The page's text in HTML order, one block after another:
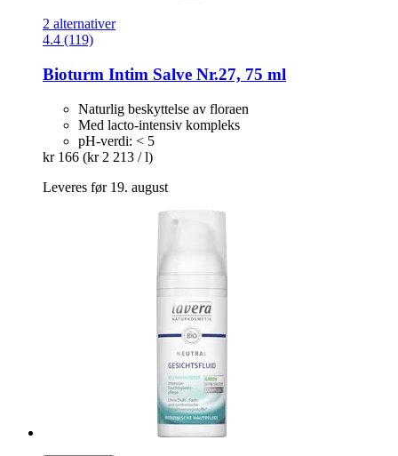
2 alternativer
4.4 (119)
Bioturm Intim Salve Nr.27, 75 ml
Naturlig beskyttelse av floraen
Med lacto-intensiv kompleks
pH-verdi: < 5
kr 166 (kr 2 213 / l)
Leveres før 19. august